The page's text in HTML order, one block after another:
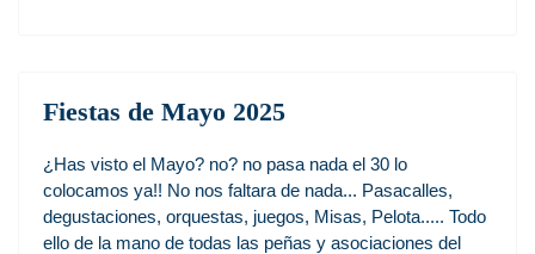
Fiestas de Mayo 2025
¿Has visto el Mayo? no? no pasa nada el 30 lo
colocamos ya!! No nos faltara de nada... Pasacalles,
degustaciones, orquestas, juegos, Misas, Pelota..... Todo
ello de la mano de todas las peñas y asociaciones del